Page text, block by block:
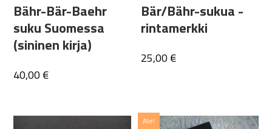
Bähr-Bär-Baehr
suku Suomessa
(sininen kirja)
40,00 €
Bär/Bähr-sukua -
rintamerkki
25,00 €
Ale!